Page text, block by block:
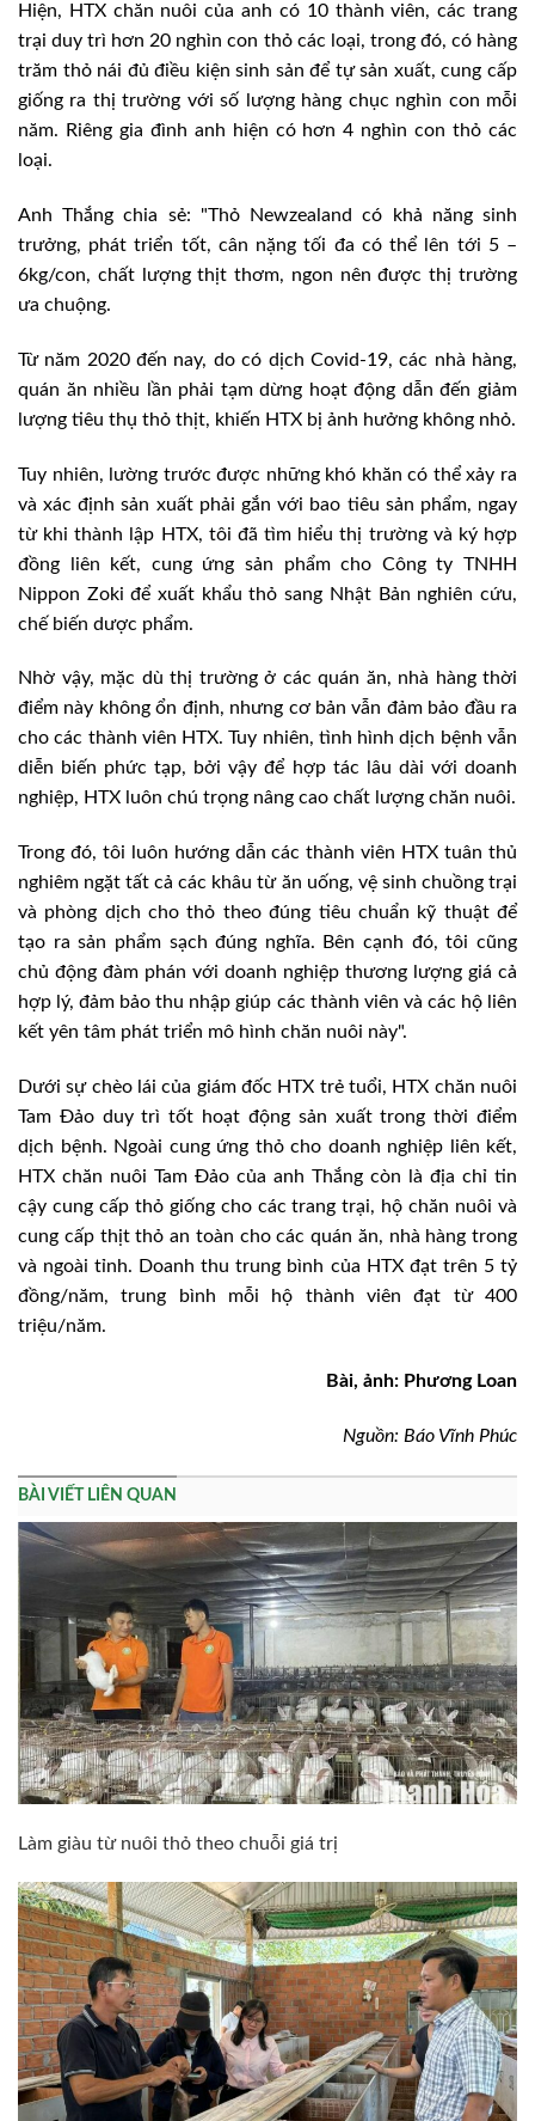
Hiện, HTX chăn nuôi của anh có 10 thành viên, các trang
trại duy trì hơn 20 nghìn con thỏ các loại, trong đó, có hàng
trăm thỏ nái đủ điều kiện sinh sản để tự sản xuất, cung cấp
giống ra thị trường với số lượng hàng chục nghìn con mỗi
năm. Riêng gia đình anh hiện có hơn 4 nghìn con thỏ các
loại.
Anh Thắng chia sẻ: "Thỏ Newzealand có khả năng sinh
trưởng, phát triển tốt, cân nặng tối đa có thể lên tới 5 –
6kg/con, chất lượng thịt thơm, ngon nên được thị trường
ưa chuộng.
Từ năm 2020 đến nay, do có dịch Covid-19, các nhà hàng,
quán ăn nhiều lần phải tạm dừng hoạt động dẫn đến giảm
lượng tiêu thụ thỏ thịt, khiến HTX bị ảnh hưởng không nhỏ.
Tuy nhiên, lường trước được những khó khăn có thể xảy ra
và xác định sản xuất phải gắn với bao tiêu sản phẩm, ngay
từ khi thành lập HTX, tôi đã tìm hiểu thị trường và ký hợp
đồng liên kết, cung ứng sản phẩm cho Công ty TNHH
Nippon Zoki để xuất khẩu thỏ sang Nhật Bản nghiên cứu,
chế biến dược phẩm.
Nhờ vậy, mặc dù thị trường ở các quán ăn, nhà hàng thời
điểm này không ổn định, nhưng cơ bản vẫn đảm bảo đầu ra
cho các thành viên HTX. Tuy nhiên, tình hình dịch bệnh vẫn
diễn biến phức tạp, bởi vậy để hợp tác lâu dài với doanh
nghiệp, HTX luôn chú trọng nâng cao chất lượng chăn nuôi.
Trong đó, tôi luôn hướng dẫn các thành viên HTX tuân thủ
nghiêm ngặt tất cả các khâu từ ăn uống, vệ sinh chuồng trại
và phòng dịch cho thỏ theo đúng tiêu chuẩn kỹ thuật để
tạo ra sản phẩm sạch đúng nghĩa. Bên cạnh đó, tôi cũng
chủ động đàm phán với doanh nghiệp thương lượng giá cả
hợp lý, đảm bảo thu nhập giúp các thành viên và các hộ liên
kết yên tâm phát triển mô hình chăn nuôi này".
Dưới sự chèo lái của giám đốc HTX trẻ tuổi, HTX chăn nuôi
Tam Đảo duy trì tốt hoạt động sản xuất trong thời điểm
dịch bệnh. Ngoài cung ứng thỏ cho doanh nghiệp liên kết,
HTX chăn nuôi Tam Đảo của anh Thắng còn là địa chỉ tin
cậy cung cấp thỏ giống cho các trang trại, hộ chăn nuôi và
cung cấp thịt thỏ an toàn cho các quán ăn, nhà hàng trong
và ngoài tỉnh. Doanh thu trung bình của HTX đạt trên 5 tỷ
đồng/năm, trung bình mỗi hộ thành viên đạt từ 400
triệu/năm.
Bài, ảnh: Phương Loan
Nguồn: Báo Vĩnh Phúc
BÀI VIẾT LIÊN QUAN
Làm giàu từ nuôi thỏ theo chuỗi giá trị